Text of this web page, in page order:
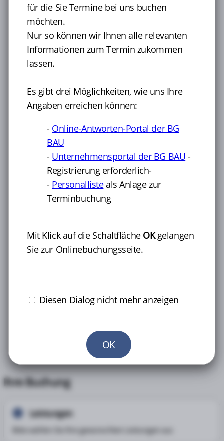
ergeben sich aus der Gefährdungsbeurteilung Ihres
Nähere Hinweise zu Anlässen für arbeitsmedizinische
Vorsorge finden Sie in unserenGefährdungsprofilen
So funktioniert die Terminbuchung:
2. Eine Terminoption wählen
3. Erforderliche Daten eingeben und Termin
4. Sie erhalten im Anschluss eine
Buchungsbestätigung mit allen Angaben per E-
Mail
Damit wir Ihnen einen passenden Termin anbieten
können, benötigen wiraktuelle Angaben zu Ihrem
Unternehmensowie dieKontaktdaten der
Beschäftigten, für die Sie Termine bei uns buchen
Es gibt drei Möglichkeiten, wie uns Ihre Angaben
erreichen können:
für die Sie Termine bei uns buchen
möchten.
Nur so können wir Ihnen alle relevanten
Informationen zum Termin zukommen
lassen.
Es gibt drei Möglichkeiten, wie uns Ihre
Angaben erreichen können:
- Online-Antworten-Portal der BG
BAU
- Unternehmensportal der BG BAU -
Registrierung erforderlich-
- Personallisteals Anlage zur
Terminbuchung
Mit Klick auf die Schaltfläche OKgelangen
Sie zur Onlinebuchungsseite.
Diesen Dialog nicht mehr anzeigen
OK
Ihre Buchung
1 Leistungen
Bitte wählen Sie Ihre gewünschten Leistungen aus